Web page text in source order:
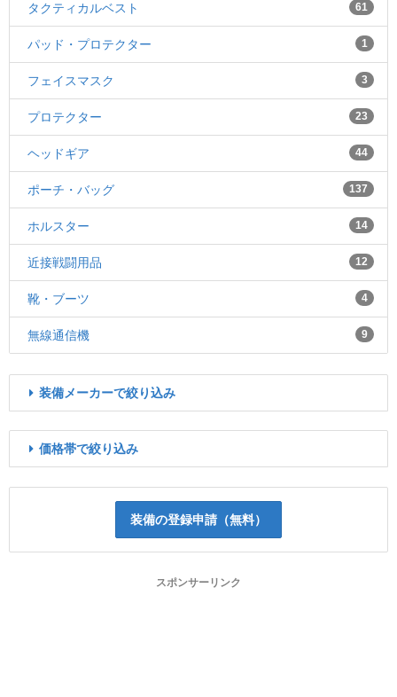
タクティカルベスト 61
パッド・プロテクター 1
フェイスマスク 3
プロテクター 23
ヘッドギア 44
ポーチ・バッグ 137
ホルスター 14
近接戦闘用品 12
靴・ブーツ 4
無線通信機 9
装備メーカーで絞り込み
価格帯で絞り込み
装備の登録申請（無料）
スポンサーリンク